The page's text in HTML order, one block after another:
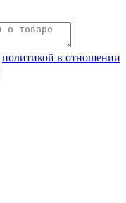
политикой в отношении